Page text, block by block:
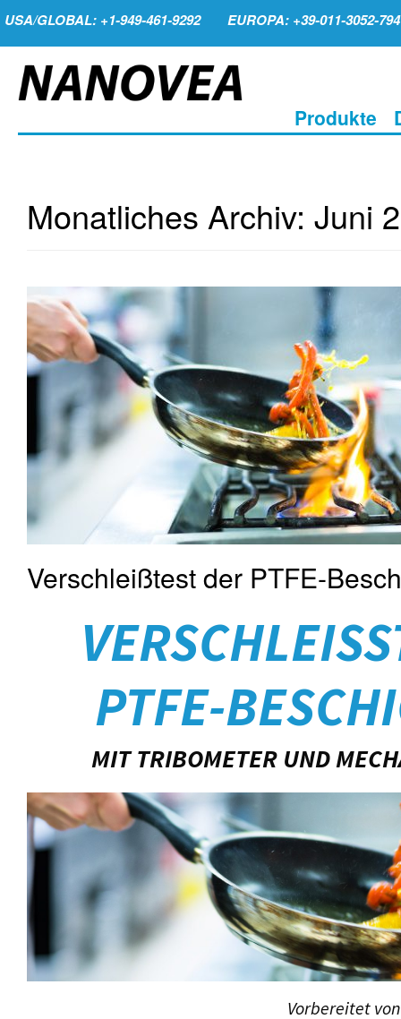
USA/GLOBAL: +1-949-461-9292 EUROPA: +39-011-3052-794
Produkte
Monatliches Archiv: Juni
Verschleißtest der PTFE-
PTFE-
MIT TRIBOMETER UND
Vorbereitet von